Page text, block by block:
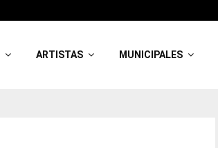
ARTISTAS MUNICIPALES